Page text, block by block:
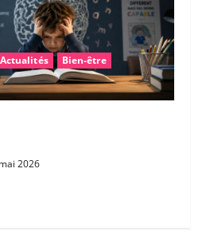
Actualités
Bien-être
2026